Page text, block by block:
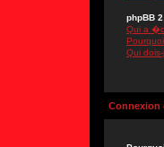
phpBB 2
Qui a
Qui
Connexion